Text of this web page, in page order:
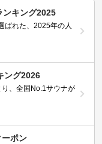
ンキング2025
ばれた、2025年の人
ング2026
、全国No.1サウナが
ポン